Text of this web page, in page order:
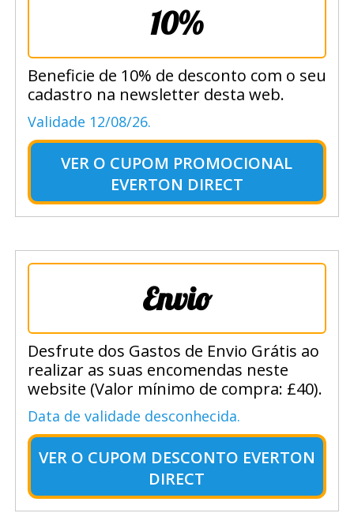
10%
Beneficie de 10% de desconto com o seu
cadastro na newsletter desta web.
Validade 12/08/26.
VER O CUPOM PROMOCIONAL
EVERTON DIRECT
Envio
Desfrute dos Gastos de Envio Grátis ao
realizar as suas encomendas neste
website (Valor mínimo de compra: £40).
Data de validade desconhecida.
VER O CUPOM DESCONTO EVERTON
DIRECT